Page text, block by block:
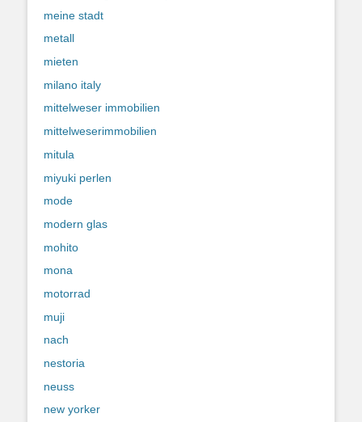
meine stadt
metall
mieten
milano italy
mittelweser immobilien
mittelweserimmobilien
mitula
miyuki perlen
mode
modern glas
mohito
mona
motorrad
muji
nach
nestoria
neuss
new yorker